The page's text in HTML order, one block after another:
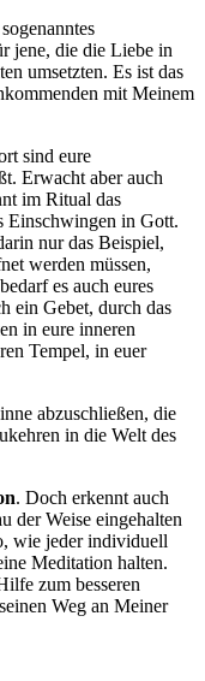
jene, die die Liebe in
umsetzten. Es ist das
mit Meinem
sind eure
Erwacht aber auch
im Ritual das
Einschwingen in Gott.
nur das Beispiel,
werden müssen,
es auch eures
ein Gebet, durch das
in eure inneren
Tempel, in euer
abzuschließen, die
in die Welt des
. Doch erkennt auch
der Weise eingehalten
wie jeder individuell
Meditation halten.
zum besseren
Weg an Meiner